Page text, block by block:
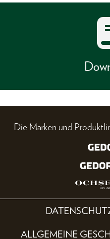
Die Marken und
ALLGEMEINE